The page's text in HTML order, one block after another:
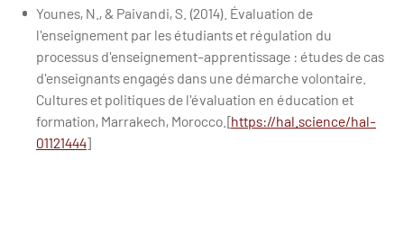
Younes, N., & Paivandi, S. (2014). Évaluation de
l'enseignement par les étudiants et régulation du
processus d'enseignement-apprentissage : études de cas
d'enseignants engagés dans une démarche volontaire.
Cultures et politiques de l'évaluation en éducation et
formation, Marrakech, Morocco.[https://hal.science/hal-
01121444]